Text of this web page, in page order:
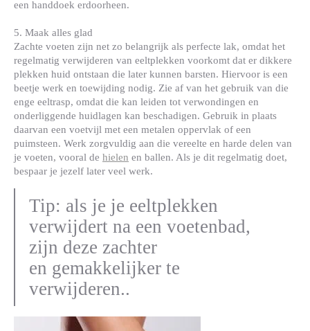
een handdoek erdoorheen.
5. Maak alles glad
Zachte voeten zijn net zo belangrijk als perfecte lak, omdat het
regelmatig verwijderen van eeltplekken voorkomt dat er dikkere
plekken huid ontstaan die later kunnen barsten. Hiervoor is een
beetje werk en toewijding nodig. Zie af van het gebruik van die
enge eeltrasp, omdat die kan leiden tot verwondingen en
onderliggende huidlagen kan beschadigen. Gebruik in plaats
daarvan een voetvijl met een metalen oppervlak of een
puimsteen. Werk zorgvuldig aan die vereelte en harde delen van
je voeten, vooral de hielen en ballen. Als je dit regelmatig doet,
bespaar je jezelf later veel werk.
Tip: als je je eeltplekken
verwijdert na een voetenbad,
zijn deze zachter
en gemakkelijker te
verwijderen..